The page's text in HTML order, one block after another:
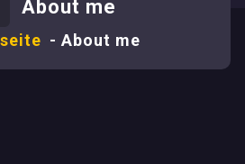
About me
-About me